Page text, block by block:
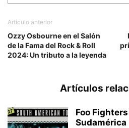
Artículo anterior
Ozzy Osbourne en el Salón
de la Fama del Rock & Roll
2024: Un tributo a la leyenda
Artículos
Foo
Sudamérica